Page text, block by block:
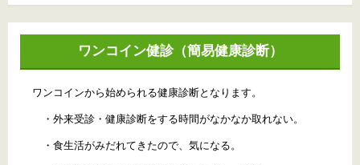
ワンコイン健診（簡易健康診断）
ワンコインから始められる健康診断となります。
・外来受診・健康診断をする時間がなかなか取れない。
・食生活がみだれてきたので、気になる。